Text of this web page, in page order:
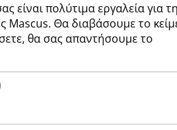
είναι πολύτιμα εργαλεία για
Μascus. Θα διαβάσουμε το
θα σας απαντήσουμε το